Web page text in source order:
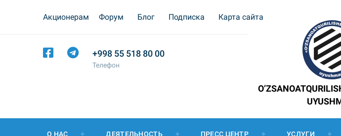
Акционерам Форум Блог Подписка Карта сайта
+998 55 518 80 00
Телефон
О НАС ДЕЯТЕЛЬНОСТЬ ПРЕСС ЦЕНТР УСЛУГИ